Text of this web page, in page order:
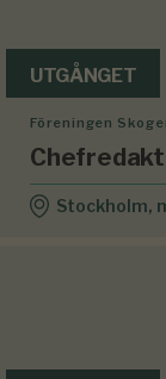
UTGÅNGET
Föreningen
Stockholm,